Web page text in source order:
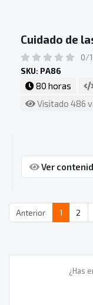
Cuidado de
0/
SKU: PA86
80 horas
Visitado 486
Ver
Anterior 1 2
¿Has